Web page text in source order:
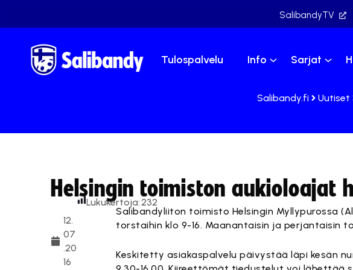
SalibandyTV
Tulospalvelu Info Sarjat
Salibandy.fi Uutiset
Helsingin toimiston aukioloajat
12.
07
.20
16
Lukukertoja:232
Salibandyliiton toimisto Helsingin Myllypurossa
torstaihin klo 9-16. Maanantaisin ja perjantaisin
Keskitetty asiakaspalvelu päivystää läpi kesän